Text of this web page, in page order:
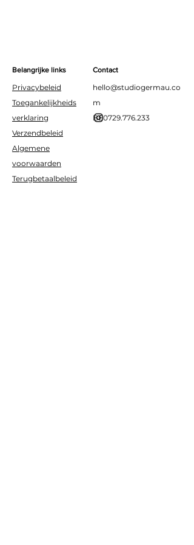
Belangrijke links
Privacybeleid
Toegankelijkheids
verklaring
Verzendbeleid
Algemene
voorwaarden
Terugbetaalbeleid
Contact
hello@studiogermau.co
m
BE0729.776.233